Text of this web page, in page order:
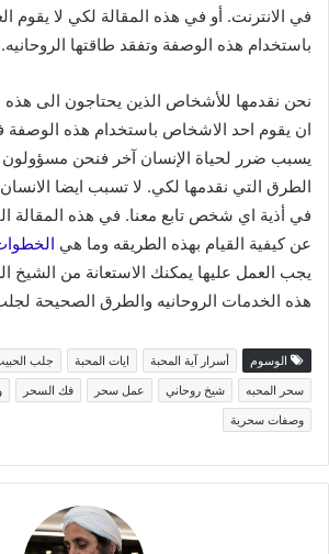
في الانترنت. أو في هذه المقالة لكي لا يقوم
باستخدام هذه الوصفة وتفقد طاقتها الروحانيه.
نحن نقدمها للأشخاص الذين يحتاجون الى
ان يقوم احد الاشخاص باستخدام هذه الوصفة
يسبب ضرر لحياة الإنسان آخر فنحن
الطرق التي نقدمها لكي. لا تسبب ايضا
في أذية اي شخص تابع معنا. في هذه المقالة
عن كيفية القيام بهذه الطريقه وما هي
يجب العمل عليها يمكنك الاستعانة من الشيخ
هذه الخدمات الروحانيه والطرق الصحيحة
الوسوم أسرار آية المحبة ايات المحبة جلب
سحر المحبه
شيخ روحاني عمل سحر فك السحر
وصفات سحرية